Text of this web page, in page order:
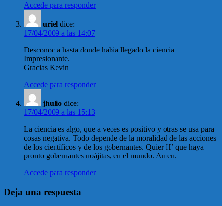
Accede para responder
uriel dice:
17/04/2009 a las 14:07
Desconocia hasta donde habia llegado la ciencia.
Impresionante.
Gracias Kevin
Accede para responder
jhulio dice:
17/04/2009 a las 15:13
La ciencia es algo, que a veces es positivo y otras se usa para
cosas negativa. Todo depende de la moralidad de las acciones
de los científicos y de los gobernantes. Quier H’ que haya
pronto gobernantes noájitas, en el mundo. Amen.
Accede para responder
Deja una respuesta